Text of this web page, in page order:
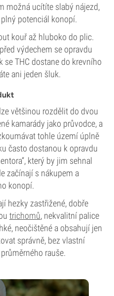
možná ucítíte slabý nájezd,
potenciál konopí.
kouř až hluboko do plic.
výdechem se opravdu
se THC dostane do krevního
ani jeden šluk.
většinou rozdělit do dvou
kamarády jako průvodce, a
tohle území úplně
často dostanou k opravdu
který by jim sehnal
začínají s nákupem a
konopí.
hezky zastřižené, dobře
trichomů, nekvalitní palice
neočištěné a obsahují jen
správně, bez vlastní
rauše.